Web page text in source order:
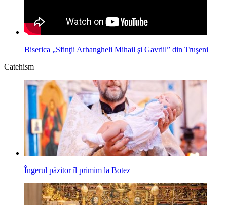
Biserica „Sfinţii Arhangheli Mihail şi Gavriil” din Truşeni
Catehism
Îngerul păzitor îl primim la Botez